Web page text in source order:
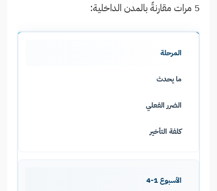
5 مرات مقارنةً بالمدن الداخلية:
المرحلة
ما يحدث
الضرر الفعلي
كلفة التأخير
الأسبوع 1-4